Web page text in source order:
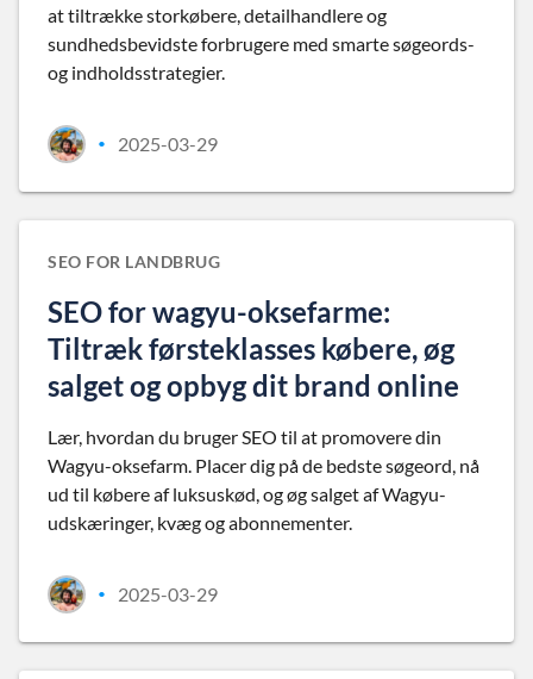
at tiltrække storkøbere, detailhandlere og
sundhedsbevidste forbrugere med smarte søgeords-
og indholdsstrategier.
• 2025-03-29
SEO FOR LANDBRUG
SEO for wagyu-oksefarme:
Tiltræk førsteklasses købere, øg
salget og opbyg dit brand online
Lær, hvordan du bruger SEO til at promovere din
Wagyu-oksefarm. Placer dig på de bedste søgeord, nå
ud til købere af luksuskød, og øg salget af Wagyu-
udskæringer, kvæg og abonnementer.
• 2025-03-29